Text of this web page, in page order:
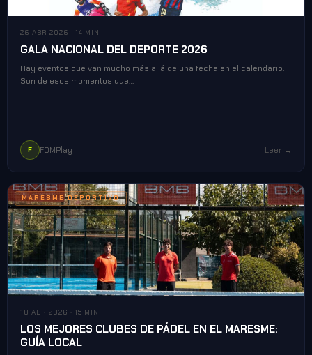
26 ABR 2026 · 14 MIN
GALA NACIONAL DEL DEPORTE 2026
Hay eventos que van mucho más allá de una fecha en el calendario.
Son de esos momentos que…
F FOMPlay Leer →
MARESME DEPORTIVO
18 ABR 2026 · 15 MIN
LOS MEJORES CLUBES DE PÁDEL EN EL MARESME:
GUÍA LOCAL